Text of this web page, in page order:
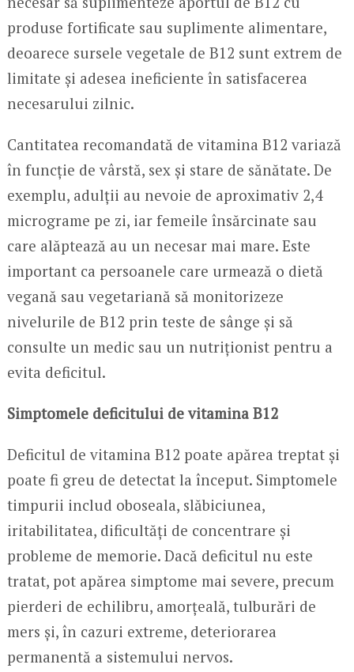
produse fortificate sau suplimente alimentare,
deoarece sursele vegetale de B12 sunt extrem de
limitate și adesea ineficiente în satisfacerea
necesarului zilnic.
Cantitatea recomandată de vitamina B12 variază
în funcție de vârstă, sex și stare de sănătate. De
exemplu, adulții au nevoie de aproximativ 2,4
micrograme pe zi, iar femeile însărcinate sau
care alăptează au un necesar mai mare. Este
important ca persoanele care urmează o dietă
vegană sau vegetariană să monitorizeze
nivelurile de B12 prin teste de sânge și să
consulte un medic sau un nutriționist pentru a
evita deficitul.
Simptomele deficitului de vitamina B12
Deficitul de vitamina B12 poate apărea treptat și
poate fi greu de detectat la început. Simptomele
timpurii includ oboseala, slăbiciunea,
iritabilitatea, dificultăți de concentrare și
probleme de memorie. Dacă deficitul nu este
tratat, pot apărea simptome mai severe, precum
pierderi de echilibru, amorțeală, tulburări de
mers și, în cazuri extreme, deteriorarea
permanentă a sistemului nervos.